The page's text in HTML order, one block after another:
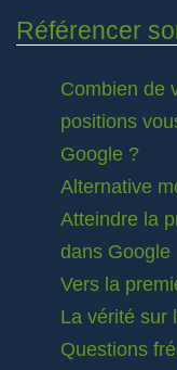
Référencer
Combien de
positions
Google ?
Alternative
Atteindre la
dans Google
Vers la
La vérité sur
Questions